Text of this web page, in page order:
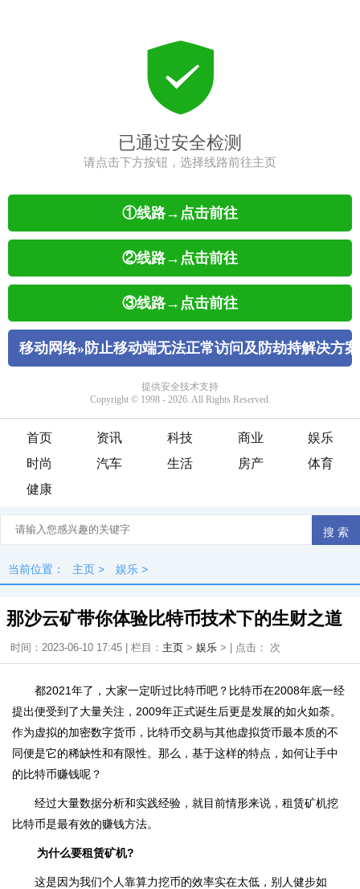
首页 资讯 科技 商业
娱乐
时尚
汽车 生活 房产
体育
健康
当前位置： 主页 > 娱乐 >
那沙云矿带你体验比特币技术下的生财之道
时间：2023-06-10 17:45 | 栏目： 主页 > 娱乐 > | 点击： 次
都2021年了，大家一定听过比特币吧？比特币在2008年底一经
提出便受到了大量关注，2009年正式诞生后更是发展的如火如荼。
作为虚拟的加密数字货币，比特币交易与其他虚拟货币最本质的不
同便是它的稀缺性和有限性。那么，基于这样的特点，如何让手中
的比特币赚钱呢？
经过大量数据分析和实践经验，就目前情形来说，租赁矿机挖
比特币是最有效的赚钱方法。
为什么要租赁矿机?
这是因为我们个人靠算力挖币的效率实在太低，别人健步如